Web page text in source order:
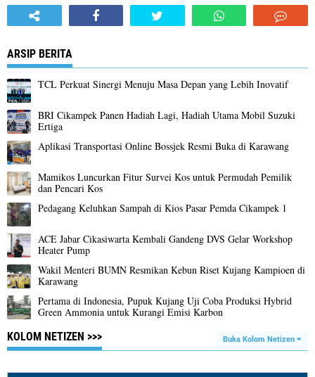
ARSIP BERITA
TCL Perkuat Sinergi Menuju Masa Depan yang Lebih Inovatif
BRI Cikampek Panen Hadiah Lagi, Hadiah Utama Mobil Suzuki
Ertiga
Aplikasi Transportasi Online Bossjek Resmi Buka di Karawang
Mamikos Luncurkan Fitur Survei Kos untuk Permudah Pemilik
dan Pencari Kos
Pedagang Keluhkan Sampah di Kios Pasar Pemda Cikampek 1
ACE Jabar Cikasiwarta Kembali Gandeng DVS Gelar Workshop
Heater Pump
Wakil Menteri BUMN Resmikan Kebun Riset Kujang Kampioen di
Karawang
Pertama di Indonesia, Pupuk Kujang Uji Coba Produksi Hybrid
Green Ammonia untuk Kurangi Emisi Karbon
KOLOM NETIZEN >>>
Buka Kolom Netizen